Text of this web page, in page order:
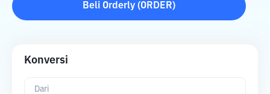
Beli Orderly (ORDER)
Konversi
Dari